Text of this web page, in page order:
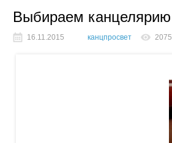
Выбираем
16.11.2015 канцпросвет 2075